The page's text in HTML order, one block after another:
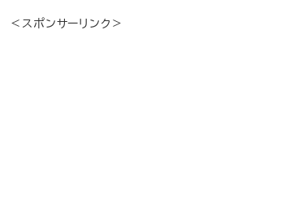
＜スポンサーリンク＞